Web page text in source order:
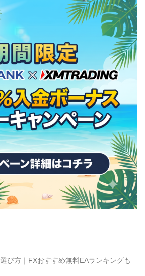
び方｜FXおすすめ無料EAランキングも